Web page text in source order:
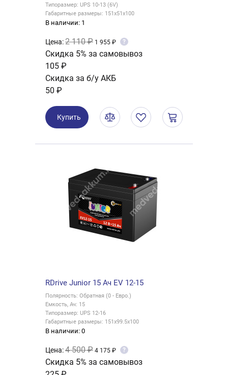
Типоразмер: UPS 10-13 (6V)
Габаритные размеры: 151x51x100
В наличии: 1
Цена:2 110 ₽ 1 955 ₽ ?
Скидка 5% за самовывоз
105 ₽
Скидка за б/у АКБ
50 ₽
Купить
RDrive Junior 15 Ач EV 12-15
Полярность: Обратная (0 - Евро.)
Емкость, Ач: 15
Типоразмер: UPS 12-16
Габаритные размеры: 151x99.5x100
В наличии: 0
Цена:4 500 ₽ 4 175 ₽ ?
Скидка 5% за самовывоз